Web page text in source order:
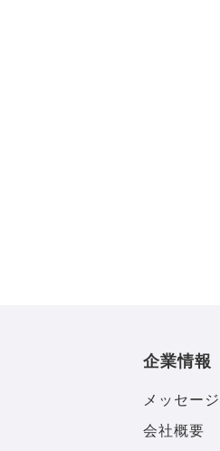
企業情報
メッセージ
会社概要